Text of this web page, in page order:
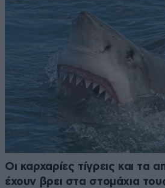
Οι καρχαρίες τίγρεις και τα
έχουν βρει στα στομάχια